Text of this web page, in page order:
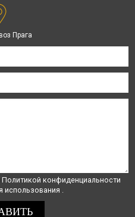
Прага
Политикой конфиденциальности
использования .